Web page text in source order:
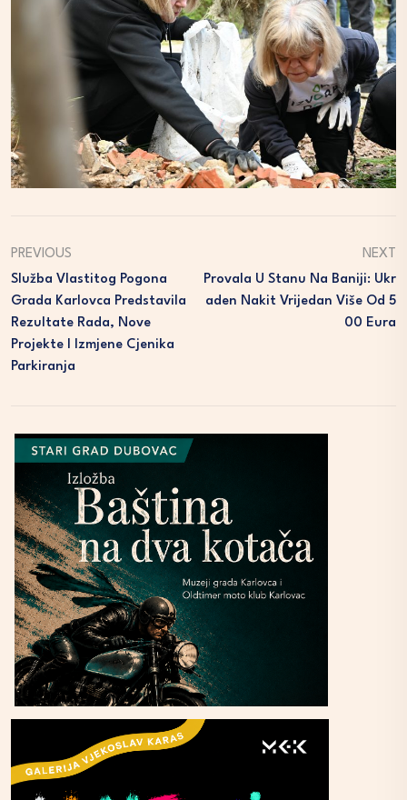
PREVIOUS
Služba Vlastitog Pogona
Grada Karlovca Predstavila
Rezultate Rada, Nove
Projekte I Izmjene Cjenika
Parkiranja
NEXT
Provala U Stanu Na Baniji: Ukr
Aden Nakit Vrijedan Više Od 5
00 Eura